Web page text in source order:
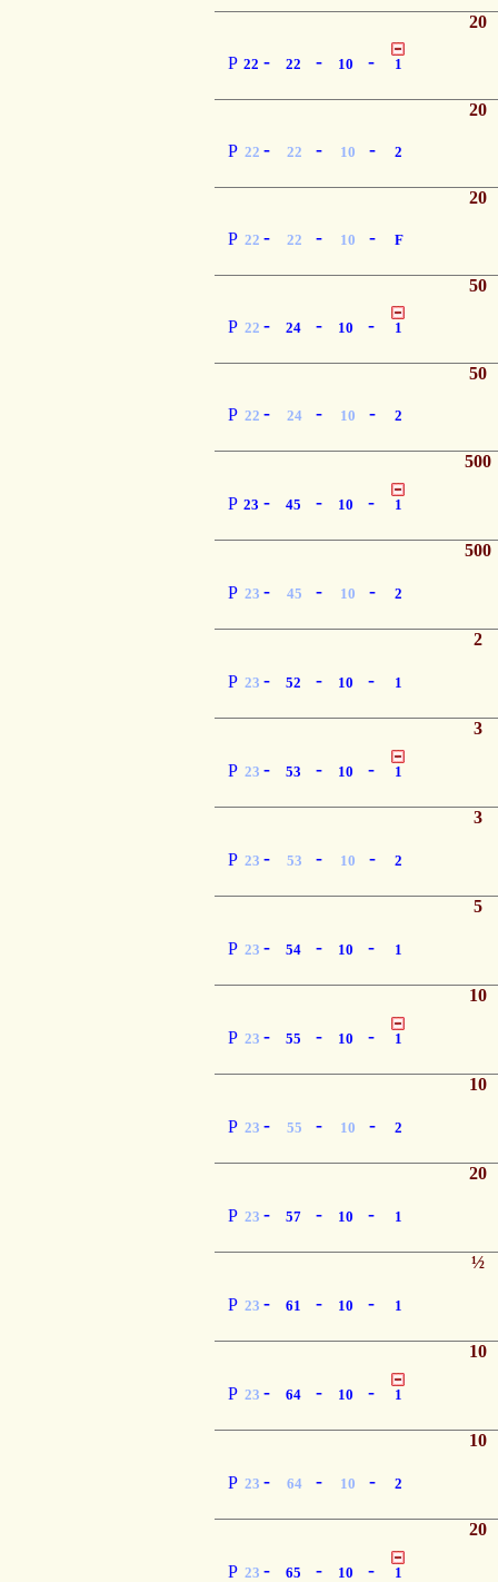
P 22 - 22 - 10 - 1
20
P 22 - 22 - 10 - 2
20
P 22 - 22 - 10 - F
20
P 22 - 24 - 10 - 1
50
P 22 - 24 - 10 - 2
50
P 23 - 45 - 10 - 1
500
P 23 - 45 - 10 - 2
500
P 23 - 52 - 10 - 1
2
P 23 - 53 - 10 - 1
3
P 23 - 53 - 10 - 2
3
P 23 - 54 - 10 - 1
5
P 23 - 55 - 10 - 1
10
P 23 - 55 - 10 - 2
10
P 23 - 57 - 10 - 1
20
P 23 - 61 - 10 - 1
½
P 23 - 64 - 10 - 1
10
P 23 - 64 - 10 - 2
10
P 23 - 65 - 10 - 1
20